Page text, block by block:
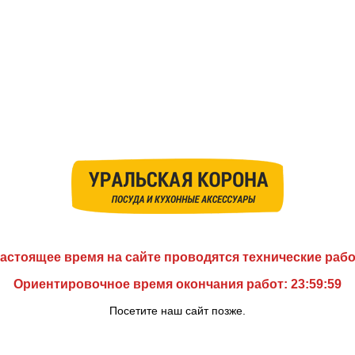
время на сайте проводятся технические
Ориентировочное время окончания работ: 23:59:59
Посетите наш сайт позже.